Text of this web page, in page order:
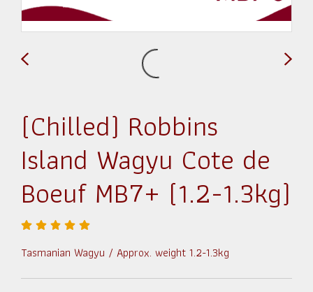
(Chilled) Robbins
Island Wagyu Cote de
Boeuf MB7+ (1.2-1.3kg)
Tasmanian Wagyu / Approx. weight 1.2-1.3kg